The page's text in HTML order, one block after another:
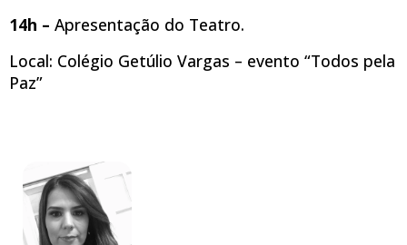
14h – Apresentação do Teatro.
Local: Colégio Getúlio Vargas – evento “Todos pela
Paz”